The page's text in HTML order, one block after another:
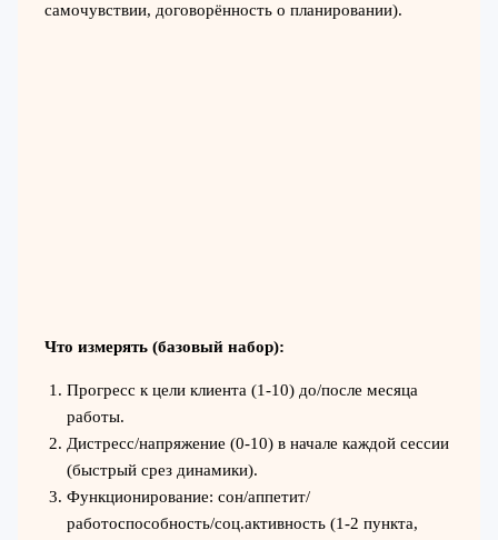
самочувствии, договорённость о планировании).
Что измерять (базовый набор):
Прогресс к цели клиента (1-10) до/после месяца
работы.
Дистресс/напряжение (0-10) в начале каждой сессии
(быстрый срез динамики).
Функционирование: сон/аппетит/
работоспособность/соц.активность (1-2 пункта,